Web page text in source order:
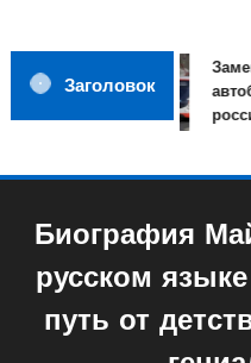
Заголовок
Биография
русском
путь от